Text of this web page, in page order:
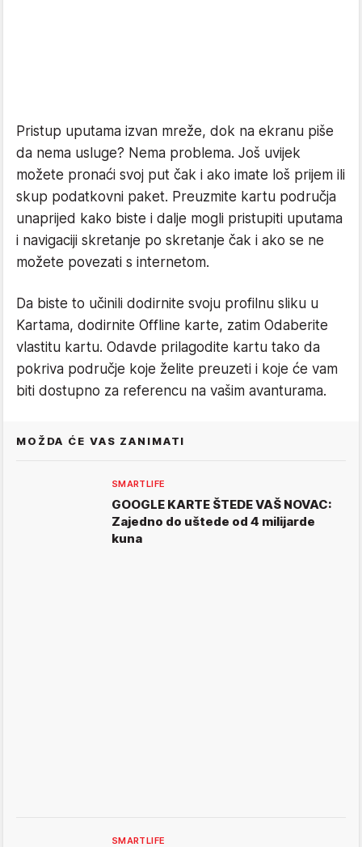
Pristup uputama izvan mreže, dok na ekranu piše
da nema usluge? Nema problema. Još uvijek
možete pronaći svoj put čak i ako imate loš prijem ili
skup podatkovni paket. Preuzmite kartu područja
unaprijed kako biste i dalje mogli pristupiti uputama
i navigaciji skretanje po skretanje čak i ako se ne
možete povezati s internetom.
Da biste to učinili dodirnite svoju profilnu sliku u
Kartama, dodirnite Offline karte, zatim Odaberite
vlastitu kartu. Odavde prilagodite kartu tako da
pokriva područje koje želite preuzeti i koje će vam
biti dostupno za referencu na vašim avanturama.
MOŽDA ĆE VAS ZANIMATI
SMARTLIFE
GOOGLE KARTE ŠTEDE VAŠ NOVAC:
Zajedno do uštede od 4 milijarde
kuna
SMARTLIFE